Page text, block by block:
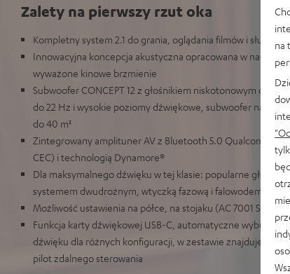
Zalety na pierwszy rzut oka
Kompletny system 2.1 do grania, oglądania filmów i słuchania
Innowacyjna koncepcja akustyczna opracowana w naszym
wyważone kinowe brzmienie
Subwoofer CONCEPT 12 z głośnikiem niskotonowym o
do 22 Hz i wysokie poziomy dźwiękowe, subwoofer nadaje
do 40 m²
Zintegrowany amplituner AV z Bluetooth 5.0 Qualcomm®
CEC) i technologią Dynamore®
Dla maksymalnego dźwięku w tej klasie: popularne
systemem dwudrożnym, wtyczką fazową i falowodem
Możliwość ustawienia na półce, na stojaku (AC 7001 SP 2)
Funkcja karty dźwiękowej USB-C, automatyczne
dźwięku dla różnych konfiguracji, w zestawie znajduje się
pilot zdalnego sterowania
na